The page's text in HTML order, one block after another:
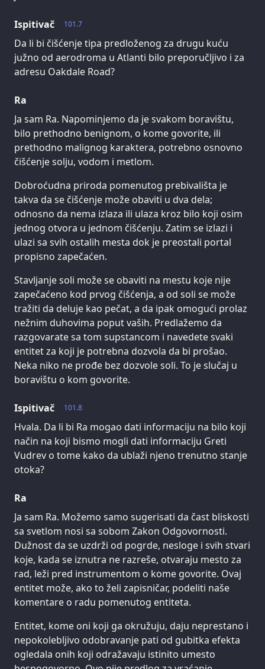
101.7
Ispitivač
Da li bi čišćenje tipa predloženog za drugu kuću
južno od aerodroma u Atlanti bilo preporučljivo i za
adresu Oakdale Road?
Ra
Ja sam Ra. Napominjemo da je svakom boravištu,
bilo prethodno benignom, o kome govorite, ili
prethodno malignog karaktera, potrebno osnovno
čišćenje solju, vodom i metlom.
Dobroćudna priroda pomenutog prebivališta je
takva da se čišćenje može obaviti u dva dela;
odnosno da nema izlaza ili ulaza kroz bilo koji osim
jednog otvora u jednom čišćenju. Zatim se izlazi i
ulazi sa svih ostalih mesta dok je preostali portal
propisno zapečaćen.
Stavljanje soli može se obaviti na mestu koje nije
zapečaćeno kod prvog čišćenja, a od soli se može
tražiti da deluje kao pečat, a da ipak omogući prolaz
nežnim duhovima poput vaših. Predlažemo da
razgovarate sa tom supstancom i navedete svaki
entitet za koji je potrebna dozvola da bi prošao.
Neka niko ne prođe bez dozvole soli. To je slučaj u
boravištu o kom govorite.
101.8
Ispitivač
Hvala. Da li bi Ra mogao dati informaciju na bilo koji
način na koji bismo mogli dati informaciju Greti
Vudrev o tome kako da ublaži njeno trenutno stanje
otoka?
Ra
Ja sam Ra. Možemo samo sugerisati da čast bliskosti
sa svetlom nosi sa sobom Zakon Odgovornosti.
Dužnost da se uzdrži od pogrde, nesloge i svih stvari
koje, kada se iznutra ne razreše, otvaraju mesto za
rad, leži pred instrumentom o kome govorite. Ovaj
entitet može, ako to želi zapisničar, podeliti naše
komentare o radu pomenutog entiteta.
Entitet, kome oni koji ga okružuju, daju neprestano i
nepokolebljivo odobravanje pati od gubitka efekta
ogledala onih koji odražavaju istinito umesto